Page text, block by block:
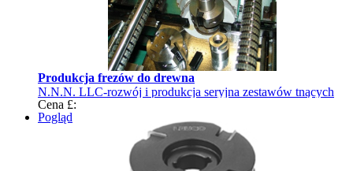
Produkcja frezów do drewna
N.N.N. LLC-rozwój i produkcja seryjna zestawów tnących
Cena £:
Pogląd